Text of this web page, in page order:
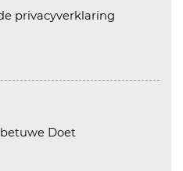
privacyverklaring
Doet